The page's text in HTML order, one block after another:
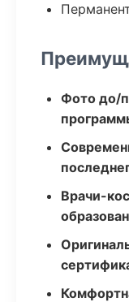
Фото до/
Врачи-